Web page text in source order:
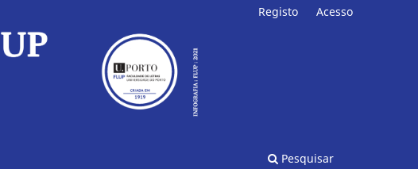
Pesquisar
Registo Acesso